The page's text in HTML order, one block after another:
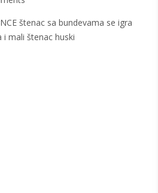
štenac sa bundevama se igra
i mali štenac huski